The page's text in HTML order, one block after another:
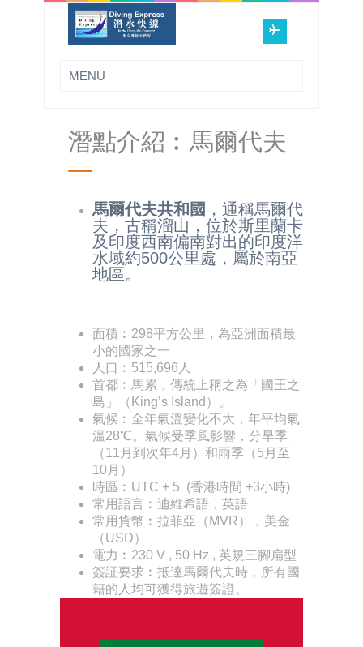
潛點介紹︰馬爾代夫
馬爾代夫共和國 ，通稱馬爾代
夫，古稱溜山，位於斯里蘭卡
及印度西南偏南對出的印度洋
水域約500公里處，屬於南亞
地區。
面積︰298平方公里，為亞洲面積最
小的國家之一
人口︰515,696人
首都︰馬累﹐傳統上稱之為「國王之
島」（King’s Island）。
氣候︰全年氣溫變化不大，年平均氣
溫28℃。氣候受季風影響，分旱季
（11月到次年4月）和雨季（5月至
10月）
時區︰UTC + 5 (香港時間 +3小時)
常用語言︰迪維希語﹐英語
常用貨幣︰拉菲亞（MVR）﹐美金
（USD）
電力︰230 V , 50 Hz , 英規三腳扁型
簽証要求︰抵達馬爾代夫時，所有國
籍的人均可獲得旅遊簽證。